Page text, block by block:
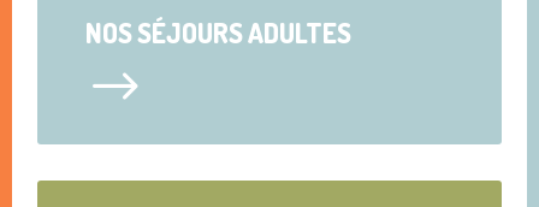
NOS SÉJOURS ADULTES
$